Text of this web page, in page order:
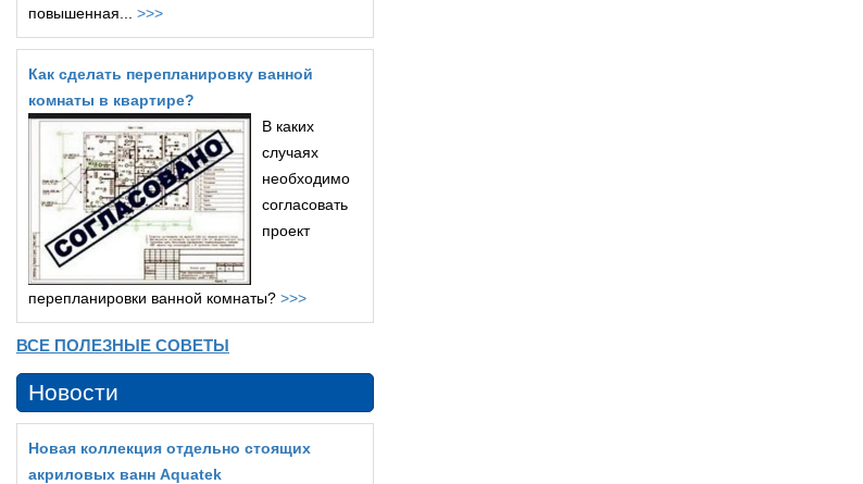
повышенная... >>>
Как сделать перепланировку ванной
комнаты в квартире?
В каких
случаях
необходимо
согласовать
проект
перепланировки ванной комнаты? >>>
ВСЕ ПОЛЕЗНЫЕ СОВЕТЫ
Новости
Новая коллекция отдельно стоящих
акриловых ванн Aquatek